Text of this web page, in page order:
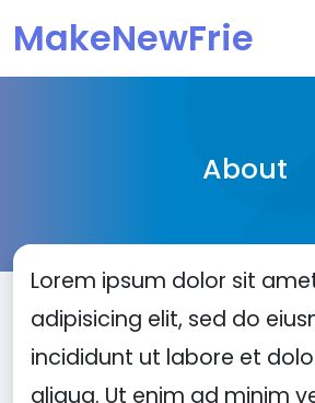
MakeNewFrie
About
Lorem ipsum dolor sit
adipisicing elit, sed do
incididunt ut labore et
aliqua. Ut enim ad minim